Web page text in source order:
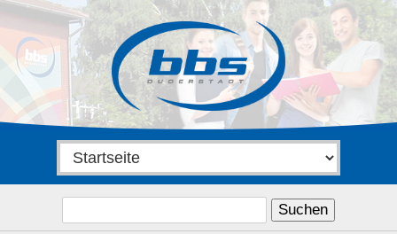
Suchen